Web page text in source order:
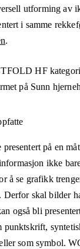
utforming av
i samme
.
HF
på Sunn
på en
ikke
å se grafikk
Derfor skal bilder
også bli
punktskrift,
som symbol.